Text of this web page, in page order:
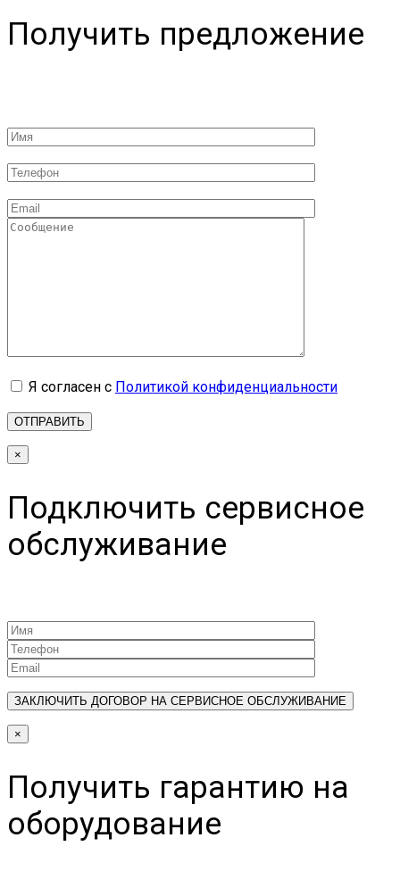
Получить предложение
Я согласен с Политикой конфиденциальности
×
Подключить сервисное
обслуживание
×
Получить гарантию на
оборудование